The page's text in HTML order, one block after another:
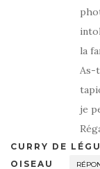
la
As-
je
CURRY DE
OISEAU